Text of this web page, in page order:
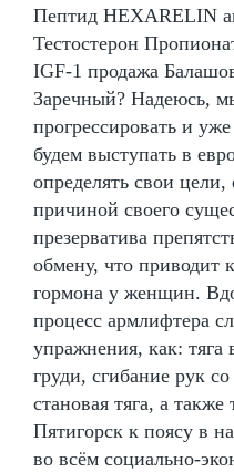
Пептид HEXARELIN
Тестостерон
IGF-1 продажа
Заречный? Надеюсь,
прогрессировать и
будем выступать в
определять свои
причиной своего
презерватива
обмену, что приводит
гормона у женщин.
процесс армлифтера
упражнения, как: тяга
груди, сгибание рук
становая тяга, а
Пятигорск к поясу в
во всём социально-